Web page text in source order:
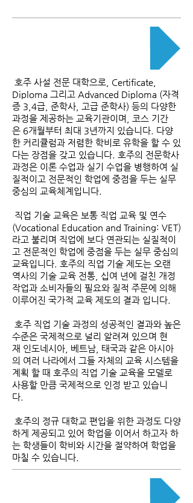
호주 사설 전문 대학으로, Certificate,
Diploma 그리고 Advanced Diploma (자격
증 3,4급, 준학사, 고급 준학사) 등의 다양한
과정을 제공하는 교육기관이며, 코스 기간
은 6개월부터 최대 3년까지 있습니다. 다양
한 커리큘럼과 저렴한 학비로 유학을 할 수 있
다는 장점을 갖고 있습니다. 호주의 전문학사
과정은 이론 수업과 실기 수업을 병행하여 실
질적이고 전문적인 학업에 중점을 두는 실무
중심의 교육체계입니다.
직업 기술 교육은 보통 직업 교육 및 연수
(Vocational Education and Training: VET)
라고 불리며 직업에 보다 연관되는 실질적이
고 전문적인 학업에 중점을 두는 실무 중심의
교육입니다. 호주의 직업 기술 제도는 오랜
역사의 기술 교육 전통, 십여 년에 걸친 개정
작업과 소비자들의 필요와 질적 주문에 의해
이루어진 국가적 교육 제도의 결과 입니다.
호주 직업 기술 과정의 성공적인 결과와 높은
수준은 국제적으로 널리 알려져 있으며 현
재 인도네시아, 베트남, 태국과 같은 아시아
의 여러 나라에서 그들 자체의 교육 시스템을
계획 할 때 호주의 직업 기술 교육을 모델로
사용할 만큼 국제적으로 인정 받고 있습니
다.
호주의 정규 대학교 편입을 위한 과정도 다양
하게 제공되고 있어 학업을 이어서 하고자 하
는 학생들이 학비와 시간을 절약하여 학업을
마칠 수 있습니다.